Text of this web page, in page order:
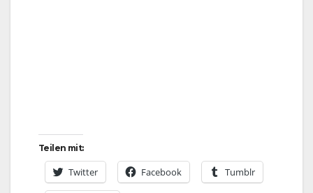
Teilen mit:
Twitter Facebook Tumblr